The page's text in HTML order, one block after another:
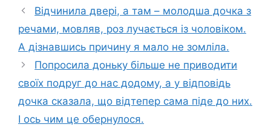
Відчинила двері, а там – молодша дочка з
речами, мовляв, роз лучається із чоловіком.
А дізнавшись причину я мало не зомліла.
Попросила доньку більше не приводити
своїх подруг до нас додому, а у відповідь
дочка сказала, що відтепер сама піде до них.
І ось чим це обернулося.